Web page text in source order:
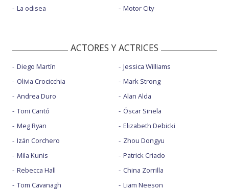
La odisea
Motor City
ACTORES Y ACTRICES
Diego Martín
Olivia Crocicchia
Andrea Duro
Toni Cantó
Meg Ryan
Izán Corchero
Mila Kunis
Rebecca Hall
Tom Cavanagh
Jessica Williams
Mark Strong
Alan Alda
Óscar Sinela
Elizabeth Debicki
Zhou Dongyu
Patrick Criado
China Zorrilla
Liam Neeson